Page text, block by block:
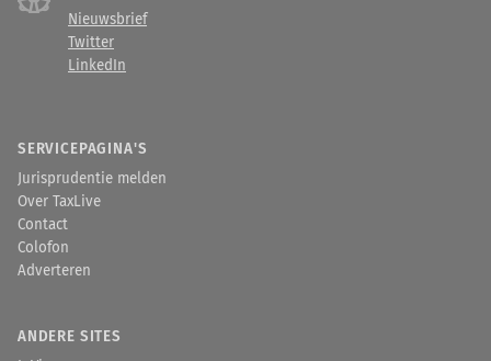
Nieuwsbrief
Twitter
LinkedIn
SERVICEPAGINA'S
Jurisprudentie melden
Over TaxLive
Contact
Colofon
Adverteren
ANDERE SITES